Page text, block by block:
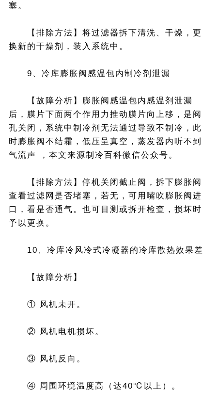
塞。
【排除方法】将过滤器拆下清洗、干燥，更
换新的干燥剂，装入系统中。
9、冷库膨胀阀感温包内制冷剂泄漏
【故障分析】膨胀阀感温包内感温剂泄漏
后，膜片下面两个作用力推动膜片向上移，是阀
孔关闭，系统中制冷剂无法通过导致不制冷，此
时膨胀阀不结霜，低压呈真空，蒸发器内听不到
气流声 ，本文来源制冷百科微信公众号。
【排除方法】停机关闭截止阀，拆下膨胀阀
查看过滤网是否堵塞，若无，可用嘴吹膨胀阀进
口，看是否通气。也可目测或拆开检查，损坏时
予以更换。
10、冷库冷风冷式冷凝器的冷库散热效果差
【故障分析】
① 风机未开。
② 风机电机损坏。
③ 风机反向。
④ 周围环境温度高（达40℃以上）。